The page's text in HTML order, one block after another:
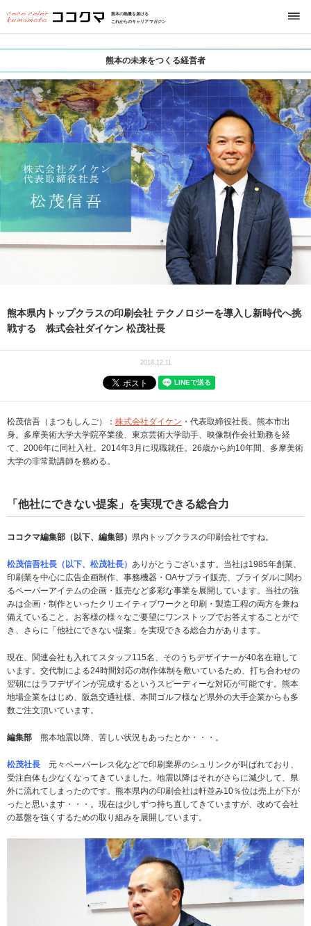
熊本の熱量を届ける
これからのキャリアマガジン
熊本の未来をつくる経営者
熊本県内トップクラスの印刷会社 テクノロジーを導入し新時代へ挑
戦する 株式会社ダイケン 松茂社長
2018.12.11
松茂信吾（まつもしんご）： 株式会社ダイケン ・代表取締役社長。熊本市出
身。多摩美術大学大学院卒業後、東京芸術大学助手、映像制作会社勤務を経
て、2006年に同社入社。2014年3月に現職就任。26歳から約10年間、多摩美術
大学の非常勤講師を務める。
「他社にできない提案」を実現できる総合力
ココクマ編集部（以下、編集部） 県内トップクラスの印刷会社ですね。
松茂信吾社長（以下、松茂社長） ありがとうございます。当社は1985年創業、
印刷業を中心に広告企画制作、事務機器・OAサプライ販売、ブライダルに関わ
るペーパーアイテムの企画・販売など多彩な事業を展開しています。当社の強
みは企画・制作といったクリエイティブワークと印刷・製造工程の両方を兼ね
備えていること。お客様の様々なご要望にワンストップでお答えすることがで
き、さらに「他社にできない提案」を実現できる総合力があります。
現在、関連会社も入れてスタッフ115名、そのうちデザイナーが40名在籍して
います。交代制による24時間対応の制作体制を敷いているため、打ち合わせの
翌朝にはラフデザインが完成するというスピーディーな対応が可能です。熊本
地場企業をはじめ、阪急交通社様、本間ゴルフ様など県外の大手企業からも多
数ご注文頂いています。
編集部 熊本地震以降、苦しい状況もあったとか・・・。
松茂社長 元々ペーパーレス化などで印刷業界のシュリンクが叫ばれており、
受注自体も少なくなってきていました。地震以降はそれがさらに減少して、県
外に流れてしまったのです。熊本県内の印刷会社は軒並み10％位は売上が下が
ったと思います・・・。現在は少しずつ持ち直してきていますが、改めて会社
の基盤を強くするための取り組みを展開しています。